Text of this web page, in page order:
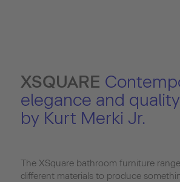
XSQUARE
elegance and
by Kurt Merki Jr.
The XSquare bathroom furniture
different materials to produce